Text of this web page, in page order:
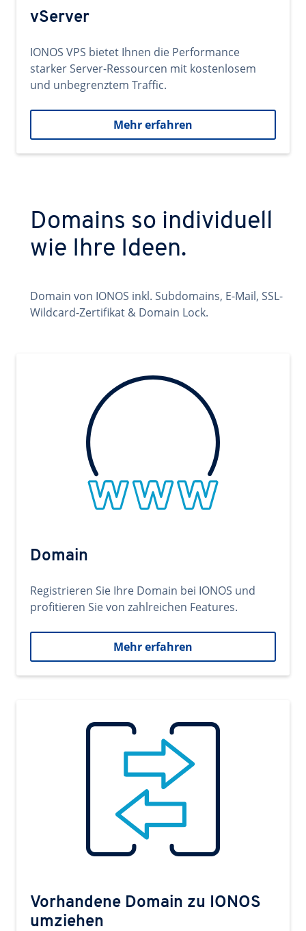
vServer
IONOS VPS bietet Ihnen die Performance
starker Server-Ressourcen mit kostenlosem
und unbegrenztem Traffic.
Mehr erfahren
Domains so individuell
wie Ihre Ideen.
Domain von IONOS inkl. Subdomains, E-Mail, SSL-
Wildcard-Zertifikat & Domain Lock.
Domain
Registrieren Sie Ihre Domain bei IONOS und
profitieren Sie von zahlreichen Features.
Mehr erfahren
Vorhandene Domain zu IONOS
umziehen